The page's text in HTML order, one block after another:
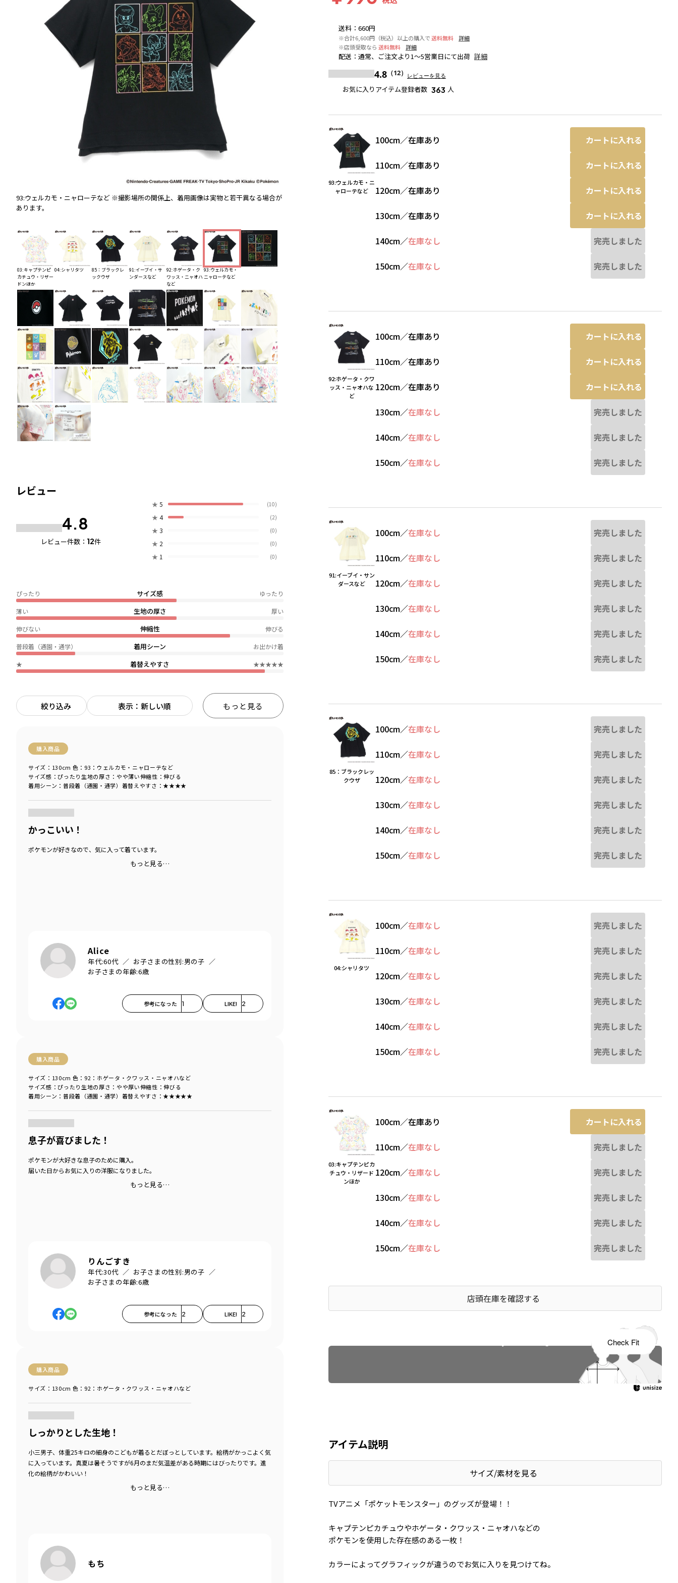
93:ウェルカモ・ニャローテなど ※撮影場所の関係上、着用画像は実物と若干異なる場合が
あります。
93:ウェルカモ・ニャローテなど
03:キャプテンピ
カチュウ・リザー
ドンほか
04:シャリタツ
85：ブラックレ
ックウザ
91:イーブイ・サ
ンダースなど
92:ホゲータ・ク
ワッス・ニャオハ
など
93:ウェルカモ・
ニャローテなど
レビュー
4.8
レビュー件数： 12件
★ 5 (10)
★ 4 (2)
★ 3 (0)
★ 2 (0)
★ 1 (0)
サイズ感
ぴったり ゆったり
生地の厚さ
薄い 厚い
伸縮性
伸びない 伸びる
着用シーン
普段着（通園・通学） お出かけ着
着替えやすさ
★ ★★★★★
絞り込み 表示：新しい順 もっと見る
購入商品
サイズ感 ：ぴったり 生地の厚さ ：やや薄い伸縮性 ：伸びる
着用シーン ：普段着（通園・通学） 着替えやすさ ：★★★★
サイズ：130cm 色：93：ウェルカモ・ニャローテなど
かっこいい！
ポケモンが好きなので、気に入って着ています。
もっと見る…
Alice
年代:60代 お子さまの性別:男の子
お子さまの年齢:6歳
参考になった 1 LIKE! 2
購入商品
サイズ感 ：ぴったり 生地の厚さ ：やや厚い伸縮性 ：伸びる
着用シーン ：普段着（通園・通学） 着替えやすさ ：★★★★★
サイズ：130cm 色：92：ホゲータ・クワッス・ニャオハなど
息子が喜びました！
ポケモンが大好きな息子のために購入。
届いた日からお気に入りの洋服になりました。
もっと見る…
りんごすき
年代:30代 お子さまの性別:男の子
お子さまの年齢:6歳
参考になった 2 LIKE! 2
購入商品
サイズ：130cm 色：92：ホゲータ・クワッス・ニャオハなど
しっかりとした生地！
小三男子、体重25キロの細身のこどもが着るとだぼっとしています。絵柄がかっこよく気
に入っています。真夏は暑そうですが6月のまだ気温差がある時期にはびったりです。進
化の絵柄がかわいい！
もっと見る…
もち
送料 ： 660円
※合計6,600円（税込）以上の購入で送料無料
詳細
※店頭受取なら 送料無料 詳細
配送 ： 通常、ご注文より1～5営業日にて出荷 詳細
4.8 （12） レビューを見る
お気に入りアイテム登録者数 363 人
93:ウェルカモ・ニ
ャローテなど
100cm／在庫あり カートに入れる
110cm／在庫あり カートに入れる
120cm／在庫あり カートに入れる
130cm／在庫あり カートに入れる
140cm／在庫なし 完売しました
150cm／在庫なし 完売しました
92:ホゲータ・クワ
ッス・ニャオハな
ど
100cm／在庫あり カートに入れる
110cm／在庫あり カートに入れる
120cm／在庫あり カートに入れる
130cm／在庫なし 完売しました
140cm／在庫なし 完売しました
150cm／在庫なし 完売しました
91:イーブイ・サン
ダースなど
100cm／在庫なし 完売しました
110cm／在庫なし 完売しました
120cm／在庫なし 完売しました
130cm／在庫なし 完売しました
140cm／在庫なし 完売しました
150cm／在庫なし 完売しました
85：ブラックレッ
クウザ
100cm／在庫なし 完売しました
110cm／在庫なし 完売しました
120cm／在庫なし 完売しました
130cm／在庫なし 完売しました
140cm／在庫なし 完売しました
150cm／在庫なし 完売しました
04:シャリタツ
100cm／在庫なし 完売しました
110cm／在庫なし 完売しました
120cm／在庫なし 完売しました
130cm／在庫なし 完売しました
140cm／在庫なし 完売しました
150cm／在庫なし 完売しました
03:キャプテンピカ
チュウ・リザード
ンほか
100cm／在庫あり カートに入れる
110cm／在庫なし 完売しました
120cm／在庫なし 完売しました
130cm／在庫なし 完売しました
140cm／在庫なし 完売しました
150cm／在庫なし 完売しました
店頭在庫を確認する
アイテム説明
サイズ/素材を見る
TVアニメ「ポケットモンスター」のグッズが登場！！
キャプテンピカチュウやホゲータ・クワッス・ニャオハなどの
ポケモンを使用した存在感のある一枚！
カラーによってグラフィックが違うのでお気に入りを見つけてね。
Check Fit